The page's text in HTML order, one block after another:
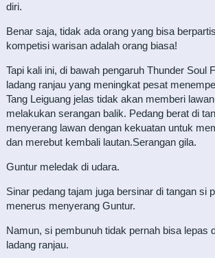
diri.
Benar saja, tidak ada orang yang bisa
kompetisi warisan adalah orang biasa!
Tapi kali ini, di bawah pengaruh Thunder Soul
ladang ranjau yang meningkat pesat
Tang Leiguang jelas tidak akan memberi
melakukan serangan balik. Pedang berat di
menyerang lawan dengan kekuatan untuk
dan merebut kembali lautan.Serangan gila.
Guntur meledak di udara.
Sinar pedang tajam juga bersinar di tangan si
menerus menyerang Guntur.
Namun, si pembunuh tidak pernah bisa lepas
ladang ranjau.